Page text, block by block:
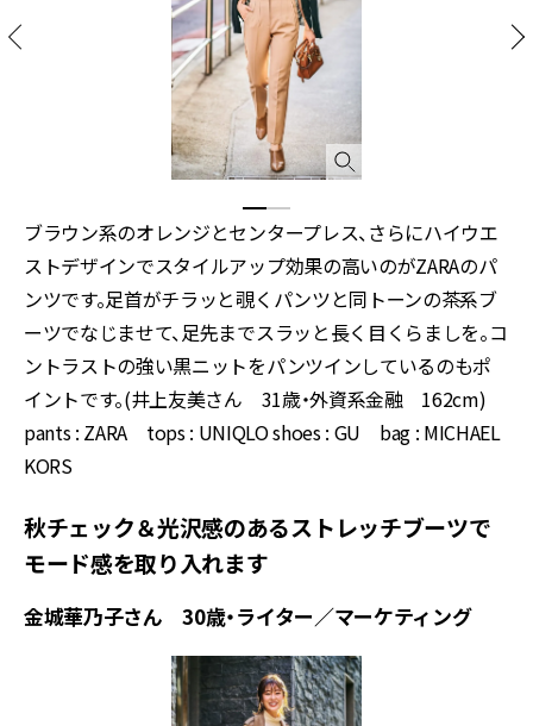
ブラウン系のオレンジとセンタープレス、さらにハイウエ
ストデザインでスタイルアップ効果の高いのがZARAのパ
ンツです。足首がチラッと覗くパンツと同トーンの茶系ブ
ーツでなじませて、足先までスラッと長く目くらましを。コ
ントラストの強い黒ニットをパンツインしているのもポ
イントです。(井上友美さん 31歳・外資系金融 162cm)
pants : ZARA tops : UNIQLO shoes : GU bag : MICHAEL
KORS
秋チェック＆光沢感のあるストレッチブーツで
モード感を取り入れます
金城華乃子さん 30歳・ライター／マーケティング